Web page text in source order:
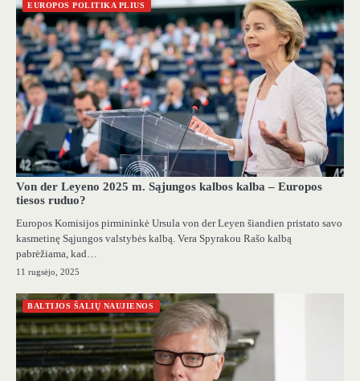
EUROPOS POLITIKA PLIUS
Von der Leyeno 2025 m. Sąjungos kalbos kalba – Europos
tiesos ruduo?
Europos Komisijos pirmininkė Ursula von der Leyen šiandien pristato savo
kasmetinę Sąjungos valstybės kalbą. Vera Spyrakou Rašo kalbą
pabrėžiama, kad…
11 rugsėjo, 2025
BALTIJOS ŠALIŲ NAUJIENOS